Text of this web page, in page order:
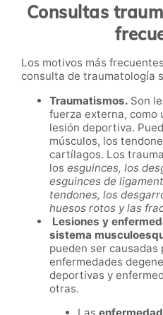
Consultas
Los motivos más
consulta de traumatología
Traumatismos. Son
fuerza externa, como
lesión deportiva.
músculos, los
cartílagos. Los
los esguinces, los
esguinces de
tendones, los
huesos rotos y las
Lesiones y
sistema
pueden ser causadas
enfermedades
deportivas y
otras.